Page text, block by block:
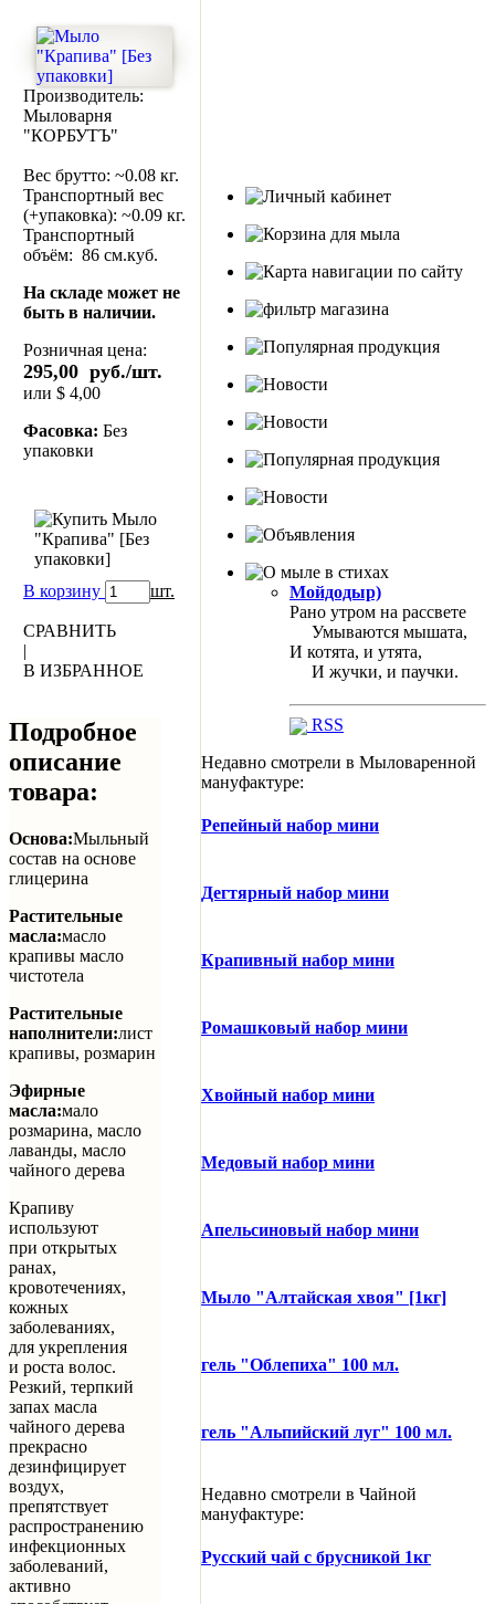
Производитель:
Мыловарня
"КОРБУТЪ"
Вес брутто: ~0.08 кг.
Транспортный вес
(+упаковка): ~0.09 кг.
Транспортный
объём: 86 см.куб.
На складе может не
быть в наличии.
Розничная цена:
295,00 руб./шт.
или $ 4,00
Фасовка: Без
упаковки
В корзину шт.
СРАВНИТЬ
|
В ИЗБРАННОЕ
Подробное
описание
товара:
Основа:Мыльный
состав на основе
глицерина
Растительные
масла:масло
крапивы масло
чистотела
Растительные
наполнители:лист
крапивы, розмарин
Эфирные
масла:мало
розмарина, масло
лаванды, масло
чайного дерева
Крапиву
используют
при открытых
ранах,
кровотечениях,
кожных
заболеваниях,
для укрепления
и роста волос.
Резкий, терпкий
запах масла
чайного дерева
прекрасно
дезинфицирует
воздух,
препятствует
распространению
инфекционных
заболеваний,
активно
Мойдодыр)
Рано утром на рассвете
Умываются мышата,
И котята, и утята,
И жучки, и паучки.
RSS
Недавно смотрели в Мыловаренной
мануфактуре:
Репейный набор мини
Дегтярный набор мини
Крапивный набор мини
Ромашковый набор мини
Хвойный набор мини
Медовый набор мини
Апельсиновый набор мини
Мыло "Алтайская хвоя" [1кг]
гель "Облепиха" 100 мл.
гель "Альпийский луг" 100 мл.
Недавно смотрели в Чайной
мануфактуре:
Русский чай с брусникой 1кг